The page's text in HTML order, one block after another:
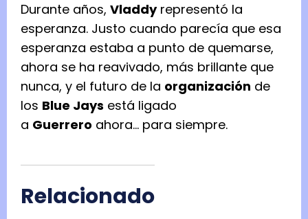
Durante años, Vladdyrepresentó la
esperanza. Justo cuando parecía que esa
esperanza estaba a punto de quemarse,
ahora se ha reavivado, más brillante que
nunca, y el futuro de la organización de
los Blue Jays está ligado
a Guerrero ahora… para siempre.
Relacionado